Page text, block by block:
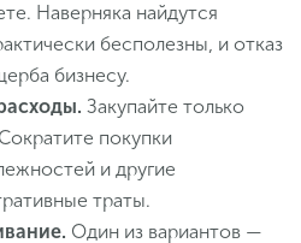
Наверняка найдутся
бесполезны, и отказ
бизнесу.
Закупайте только
покупки
и другие
траты.
Один из вариантов —